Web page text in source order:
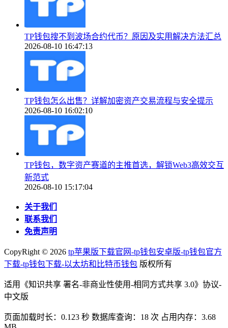
TP钱包搜不到波场合约代币？原因及实用解决方法汇总
2026-08-10 16:47:13
TP钱包怎么出售？详解加密资产交易流程与安全提示
2026-08-10 16:02:10
TP钱包，数字资产赛道的主推首选，解锁Web3高效交互
新范式
2026-08-10 15:17:04
关于我们
联系我们
免责声明
CopyRight © 2026 tp苹果版下载官网-tp钱包安卓版-tp钱包官方
下载-tp钱包下载-以太坊和比特币钱包 版权所有
适用《知识共享 署名-非商业性使用-相同方式共享 3.0》协议-
中文版
页面加载时长：0.123 秒 数据库查询：18 次 占用内存：3.68